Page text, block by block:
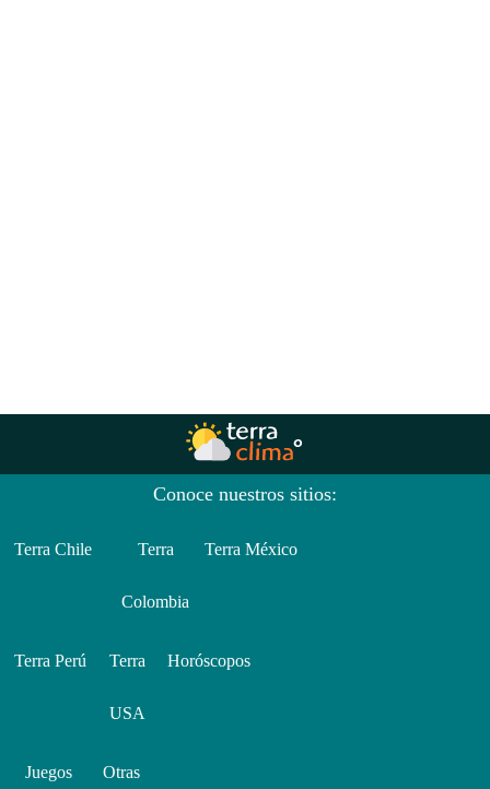
Conoce nuestros sitios:
Terra Chile Terra
Colombia
Terra México
Terra Perú Terra
USA
Horóscopos
Juegos Otras